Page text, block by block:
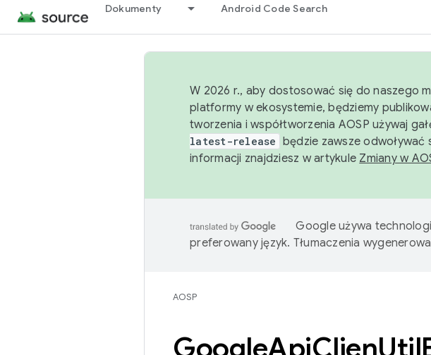
Dokumenty Android Code Search
W 2026 r., aby dostosować się do naszego
platformy w ekosystemie, będziemy
tworzenia i współtworzenia AOSP używaj
latest-release będzie zawsze odwoływać
informacji znajdziesz w artykule Zmiany w
Google używa
preferowany język. Tłumaczenia
AOSP
GoogleApiClienUtil